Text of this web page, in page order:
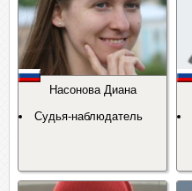
Насонова Диана
Судья-наблюдатель